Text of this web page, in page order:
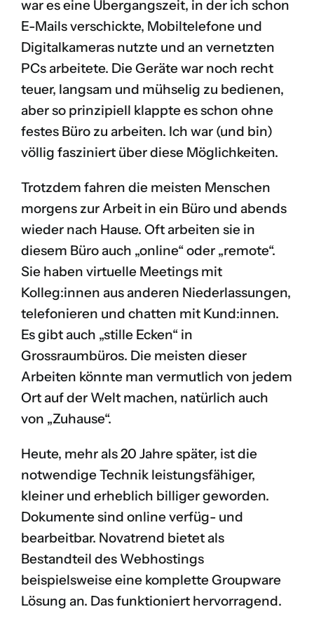
war es eine Übergangszeit, in der ich schon
E-Mails verschickte, Mobiltelefone und
Digitalkameras nutzte und an vernetzten
PCs arbeitete. Die Geräte war noch recht
teuer, langsam und mühselig zu bedienen,
aber so prinzipiell klappte es schon ohne
festes Büro zu arbeiten. Ich war (und bin)
völlig fasziniert über diese Möglichkeiten.
Trotzdem fahren die meisten Menschen
morgens zur Arbeit in ein Büro und abends
wieder nach Hause. Oft arbeiten sie in
diesem Büro auch „online“ oder „remote“.
Sie haben virtuelle Meetings mit
Kolleg:innen aus anderen Niederlassungen,
telefonieren und chatten mit Kund:innen.
Es gibt auch „stille Ecken“ in
Grossraumbüros. Die meisten dieser
Arbeiten könnte man vermutlich von jedem
Ort auf der Welt machen, natürlich auch
von „Zuhause“.
Heute, mehr als 20 Jahre später, ist die
notwendige Technik leistungsfähiger,
kleiner und erheblich billiger geworden.
Dokumente sind online verfüg- und
bearbeitbar. Novatrend bietet als
Bestandteil des Webhostings
beispielsweise eine komplette Groupware
Lösung an. Das funktioniert hervorragend.